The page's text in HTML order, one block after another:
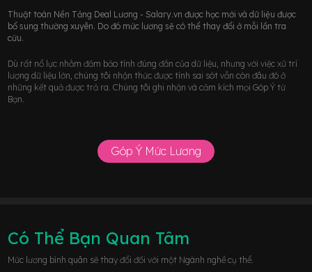
Thuật toán Nền Tảng Deal Lương - Salary.vn được học mới và dữ liệu được
bổ sung thường xuyên. Do đó mức lương sẽ có thể thay đổi ở mỗi lần tra
cứu.
Dù rất nổ lực nhằm đảm bảo tính đúng đắn của dữ liệu, nhưng với việc xử trí
lượng dữ liệu lớn, chúng tôi nhận thức được tính sai sót vẫn còn đâu đó ở
những kết quả được trả ra. Chúng tôi ghi nhận và cảm kích mọi Góp Ý từ
Bạn.
Góp Ý Mức Lương
Có Thể Bạn Quan Tâm
Mức lương bình quân sẽ thay đổi đối với một Ngành nghề cụ thể.